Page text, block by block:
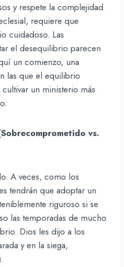
y respete la complejidad
requiere que
cuidadoso. Las
el desequilibrio parecen
un comienzo, una
las que el equilibrio
un ministerio más
vs.
A veces, como los
tendrán que adoptar un
riguroso si se
las temporadas de mucho
Dios les dijo a los
y en la siega,